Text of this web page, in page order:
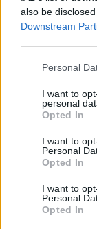
also be
Downstream
Personal
I want to
personal
Opted In
I want to
Personal
Opted In
I want to
Personal
Opted In
variantiem ir
kombinācija.
B6 vitamīns
tas ir visvairāk
Šī sinerģija
kad
slodzes vai